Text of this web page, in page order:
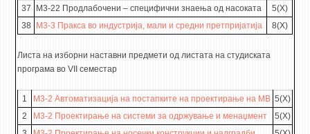
37
М3-22 Продлабочени – специфични знаења од насоката
5(X)
38
М3-3 Пракса во индустрија, мали и средни претпријатија 8(X)
Листа на изборни наставни предмети од листата на студиската
програма во VII семестар
1 М3-2 Автоматизација на постапките на проектирање на МВ 5(X)
2
М3-2 Проектирање на системи за одржување и менаџмент
5(X)